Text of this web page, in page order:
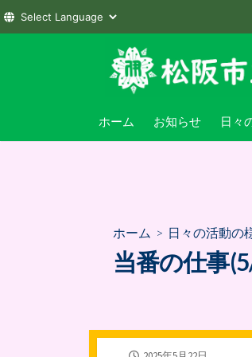
へ
ホーム お知らせ 日々
伊勢
ホーム > 日々の活動の
当番の仕事